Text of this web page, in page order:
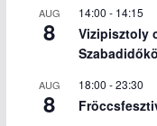
AUG
8
14:00 - 14:15
Vizipisztoly
AUG
8
18:00 -23:30